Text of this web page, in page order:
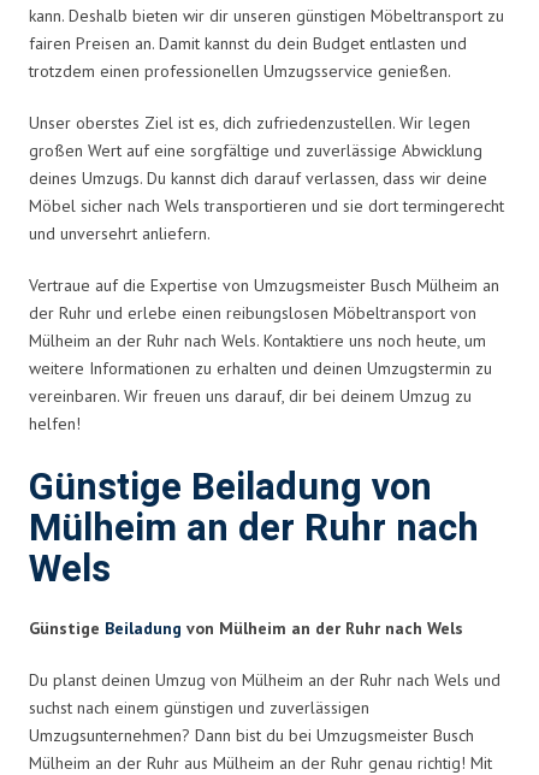
kann. Deshalb bieten wir dir unseren günstigen Möbeltransport zu
fairen Preisen an. Damit kannst du dein Budget entlasten und
trotzdem einen professionellen Umzugsservice genießen.
Unser oberstes Ziel ist es, dich zufriedenzustellen. Wir legen
großen Wert auf eine sorgfältige und zuverlässige Abwicklung
deines Umzugs. Du kannst dich darauf verlassen, dass wir deine
Möbel sicher nach Wels transportieren und sie dort termingerecht
und unversehrt anliefern.
Vertraue auf die Expertise von Umzugsmeister Busch Mülheim an
der Ruhr und erlebe einen reibungslosen Möbeltransport von
Mülheim an der Ruhr nach Wels. Kontaktiere uns noch heute, um
weitere Informationen zu erhalten und deinen Umzugstermin zu
vereinbaren. Wir freuen uns darauf, dir bei deinem Umzug zu
helfen!
Günstige Beiladung von
Mülheim an der Ruhr nach
Wels
Günstige Beiladung von Mülheim an der Ruhr nach Wels
Du planst deinen Umzug von Mülheim an der Ruhr nach Wels und
suchst nach einem günstigen und zuverlässigen
Umzugsunternehmen? Dann bist du bei Umzugsmeister Busch
Mülheim an der Ruhr aus Mülheim an der Ruhr genau richtig! Mit